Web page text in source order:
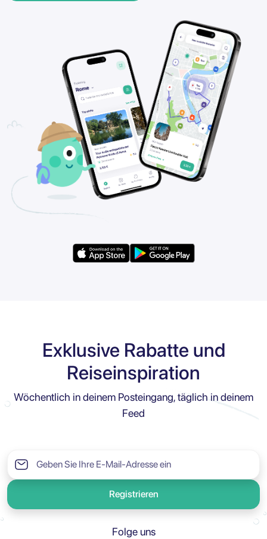
Exklusive Rabatte und
Reiseinspiration
Wöchentlich in deinem Posteingang, täglich in deinem
Feed
Registrieren
Folge uns